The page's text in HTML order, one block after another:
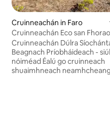
Cruinneachán in Faro
Cruinneachán Eco san
Cruinneachán Dúlra
Beagnach Príobháideach -
nóiméad Éalú go cruinneach
shuaimhneach